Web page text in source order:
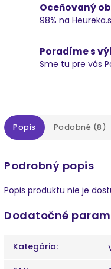
Oceňovaný
98% na
Poradíme s
Sme tu pre vás
Popis Podobné (8)
Podrobný popis
Popis produktu nie je
Dodatočné
Kategória: